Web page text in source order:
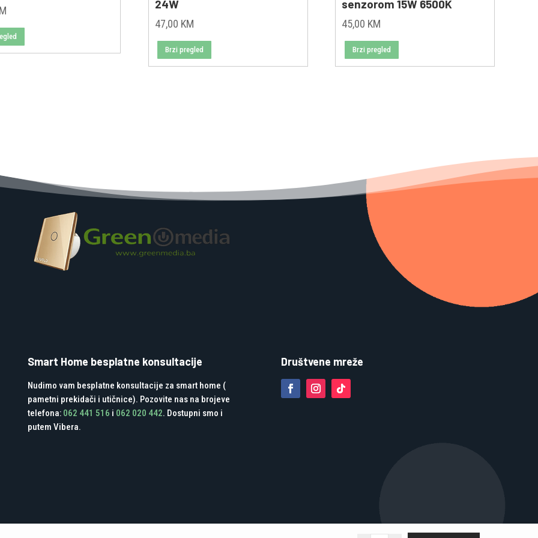
24W
47,00 KM
Brzi pregled
senzorom 15W 6500K
45,00 KM
Brzi pregled
Smart Home besplatne konsultacije
Nudimo vam besplatne konsultacije za smart home (
pametni prekidači i utičnice). Pozovite nas na brojeve
telefona: 062 441 516 i 062 020 442. Dostupni smo i
putem Vibera.
Društvene mreže